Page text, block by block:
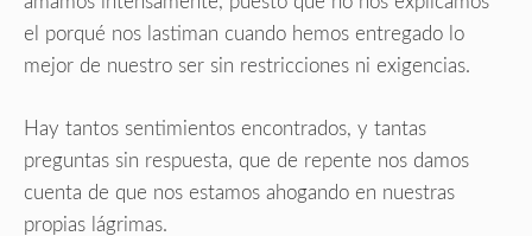
el porqué nos lastiman cuando hemos entregado lo
mejor de nuestro ser sin restricciones ni exigencias.
Hay tantos sentimientos encontrados, y tantas
preguntas sin respuesta, que de repente nos damos
cuenta de que nos estamos ahogando en nuestras
propias lágrimas.